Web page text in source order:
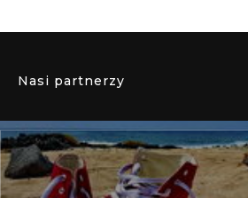
Nasi partnerzy